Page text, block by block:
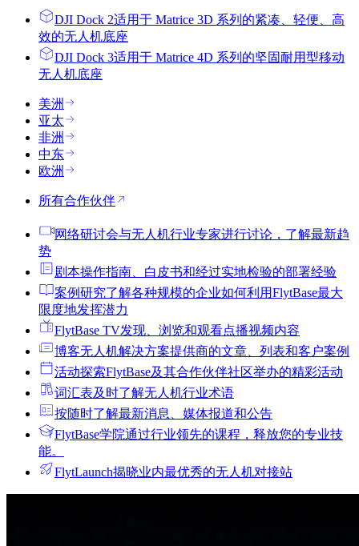
DJI Dock 2适用于 Matrice 3D 系列的紧凑、轻便、高
效的无人机底座
DJI Dock 3适用于 Matrice 4D 系列的坚固耐用型移动
无人机底座
美洲
亚太
非洲
中东
欧洲
所有合作伙伴
网络研讨会与无人机行业专家进行讨论，了解最新趋
势
剧本操作指南、白皮书和经过实地检验的部署经验
案例研究了解各种规模的企业如何利用FlytBase最大
限度地发挥潜力
FlytBase TV发现、浏览和观看点播视频内容
博客无人机解决方案提供商的文章、列表和客户案例
活动探索FlytBase及其合作伙伴社区举办的精彩活动
词汇表及时了解无人机行业术语
按随时了解最新消息、媒体报道和公告
FlytBase学院通过行业领先的课程，释放您的专业技
能。
FlytLaunch揭晓业内最优秀的无人机对接站